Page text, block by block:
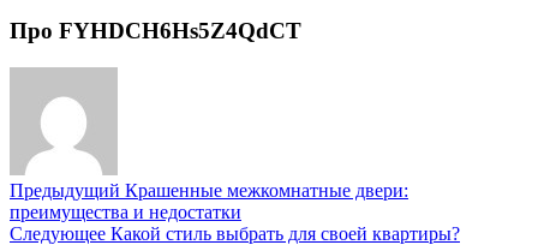
Про FYHDCH6Hs5Z4QdCT
Предыдущий Крашенные межкомнатные двери:
преимущества и недостатки
Следующее Какой стиль выбрать для своей квартиры?